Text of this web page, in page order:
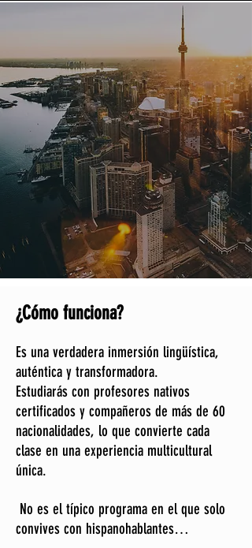
¿Cómo funciona?
Es una verdadera inmersión lingüística,
auténtica y transformadora.
Estudiarás con profesores nativos
certificados y compañeros de más de 60
nacionalidades, lo que convierte cada
clase en una experiencia multicultural
única.
No es el típico programa en el que solo
convives con hispanohablantes…